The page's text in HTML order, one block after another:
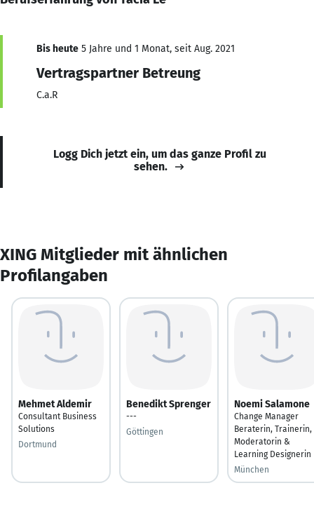
Bis heute 5 Jahre und 1 Monat, seit Aug. 2021
Vertragspartner Betreung
C.a.R
Logg Dich jetzt ein, um das ganze Profil zu
sehen.
XING Mitglieder mit ähnlichen
Profilangaben
Mehmet Aldemir
Consultant Business
Solutions
Dortmund
Benedikt Sprenger
---
Göttingen
Noemi Salamone
Change Manager
Beraterin, Trainerin,
Moderatorin &
Learning Designerin
München